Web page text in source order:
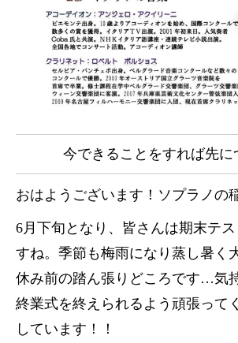
今できることをすれば先に
おはようございます！ソプラノの
6月下旬となり、皆さんは期末テ
すね。季節も梅雨になり蒸し暑く
休み前の踏ん張りどころです…気
終業式を終えられるよう頑張って
しています！！